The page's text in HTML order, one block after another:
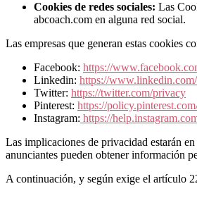
Cookies de redes sociales: Las
abcoach.com en alguna red social.
Las empresas que generan estas cookies
Facebook: https://
Linkedin: https://
Twitter: https://twitter.com/privacy
Pinterest: https://
Instagram: https://
Las implicaciones de privacidad estarán
anunciantes pueden obtener información
A continuación, y según exige el artículo